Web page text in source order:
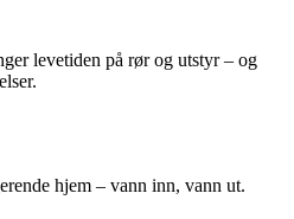
levetiden på rør og utstyr – og
hjem – vann inn, vann ut.